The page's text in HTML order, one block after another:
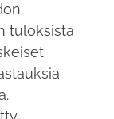
tuloksista